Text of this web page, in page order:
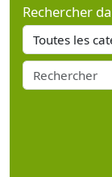
Rechercher